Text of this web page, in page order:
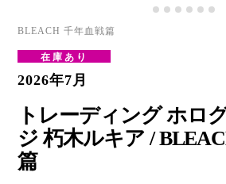
BLEACH 千年血戦篇
在庫あり
2026年7月
トレーディング ホロ
ジ 朽木ルキア /
篇